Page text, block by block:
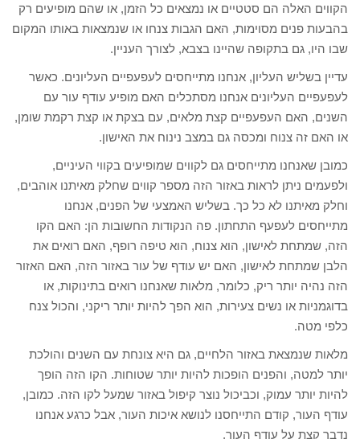
הקווים האלה הם סטטיים או נמצאים כל הזמן, או שהם מופיעים רק
בהבעות פנים מסוימות, האם הגבות צנחו או שנמצאות באותו המקום
שבו היו, גם בתקופה שהיינו בצבא, לצורך העניין.
עדיין בשליש העליון, אנחנו מתייחסים לעפעפיים העליונים. כאשר
לעפעפיים העליונים אנחנו מסתכלים האם מופיע עודף עור עם
השנים, האם העפעפיים קצת מלאים, עם בצקת או קצת רקמת שומן,
או האם זה צנוח ומכסה גם במצב נינוח את האישון.
כמובן שאנחנו מתייחסים גם לקווים שמופיעים בקווי העיניים,
ולפעמים ניתן לראות באזור הזה מספר קווים שחלק מאיתנו אוהבים,
וחלק מאיתנו לא כל כך. בשליש האמצעי של הפנים, אנחנו
מתייחסים לעפעף התחתון. פה הנקודות החשובות הן: האם הקו
הזה, שמתחת לאישון, הוא צנוח, הוא טיפה רופף, האם רואים את
הלבן שמתחת לאישון, האם יש עודף של עור באזור הזה, האם האזור
הזה נהיה יותר ריק, כלומר, מלאות שאנחנו רואים בתינוקות, או
בדוגמניות או נשים צעירות, הוא הפך להיות יותר ריקני, והכול צנח
כלפי מטה.
מלאות שנמצאת באזור הלחיים, גם היא צונחת עם השנים והולכת
יותר למטה, והפנים הופכות להיות יותר שטוחות. הקו הזה הופך
להיות יותר עמוק, וכביכול נוצר קיפול באזור שמעל לקו הזה. כמובן,
עודף העור, קודם התייחסנו לנושא איכות העור, אבל כרגע אנחנו
נדבר קצת על עודף העור.